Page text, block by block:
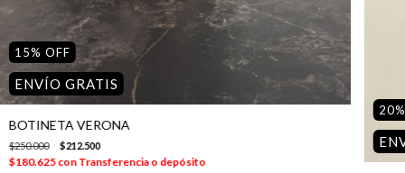
15% OFF
ENVÍO GRATIS
BOTINETA VERONA
$250.000 $212.500
$180.625conTransferencia o depósito
20